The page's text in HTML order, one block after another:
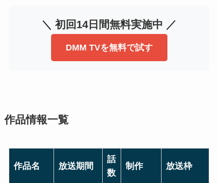
＼ 初回14日間無料実施中 ／
DMM TVを無料で試す
作品情報一覧
作品名 放送期間
話
数
制作 放送枠